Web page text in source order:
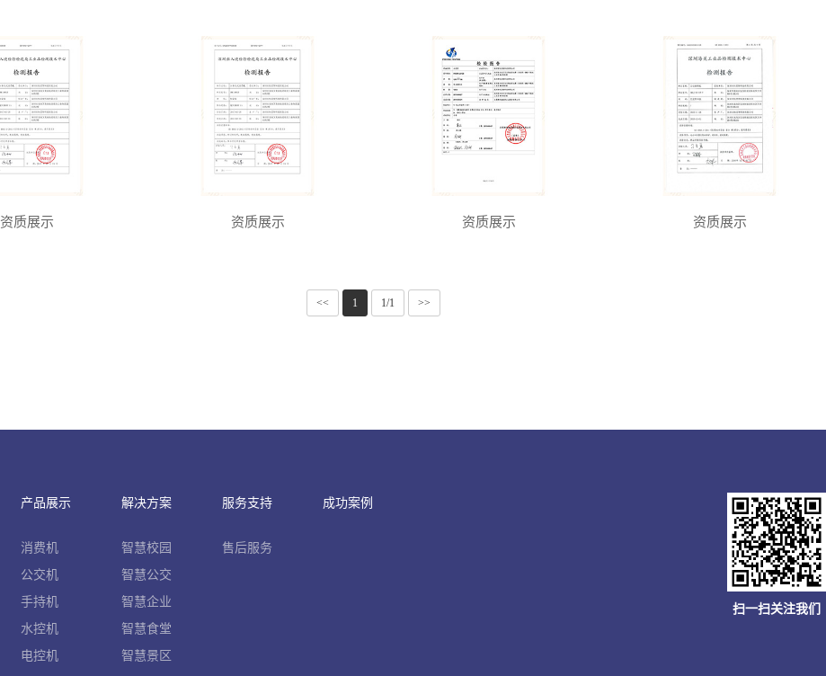
资质展示 资质展示 资质展示 资质展示
<< 1 1/1 >>
产品展示
消费机
公交机
手持机
水控机
电控机
解决方案
智慧校园
智慧公交
智慧企业
智慧食堂
智慧景区
服务支持
售后服务
成功案例
扫一扫关注我们